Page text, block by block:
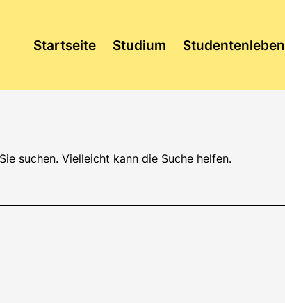
Startseite Studium Studentenleben
suchen. Vielleicht kann die Suche helfen.